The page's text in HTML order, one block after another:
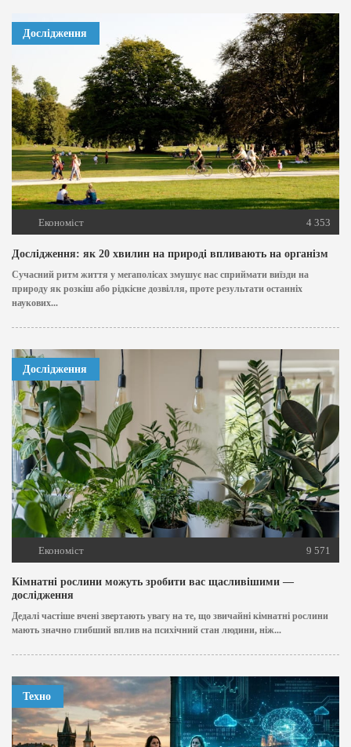
Дослідження
Економіст 4 353
Дослідження: як 20 хвилин на природі впливають на організм
Сучасний ритм життя у мегаполісах змушує нас сприймати виїзди на
природу як розкіш або рідкісне дозвілля, проте результати останніх
наукових...
Дослідження
Економіст 9 571
Кімнатні рослини можуть зробити вас щасливішими —
дослідження
Дедалі частіше вчені звертають увагу на те, що звичайні кімнатні рослини
мають значно глибший вплив на психічний стан людини, ніж...
Техно